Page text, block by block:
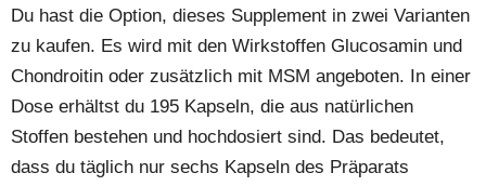
Du hast die Option, dieses Supplement in zwei Varianten
zu kaufen. Es wird mit den Wirkstoffen Glucosamin und
Chondroitin oder zusätzlich mit MSM angeboten. In einer
Dose erhältst du 195 Kapseln, die aus natürlichen
Stoffen bestehen und hochdosiert sind. Das bedeutet,
dass du täglich nur sechs Kapseln des Präparats